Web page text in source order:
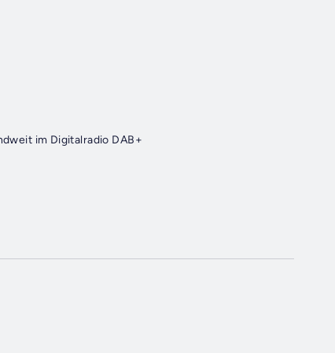
coolen Sound der 90er. Deutschlandweit im Digitalradio DAB+